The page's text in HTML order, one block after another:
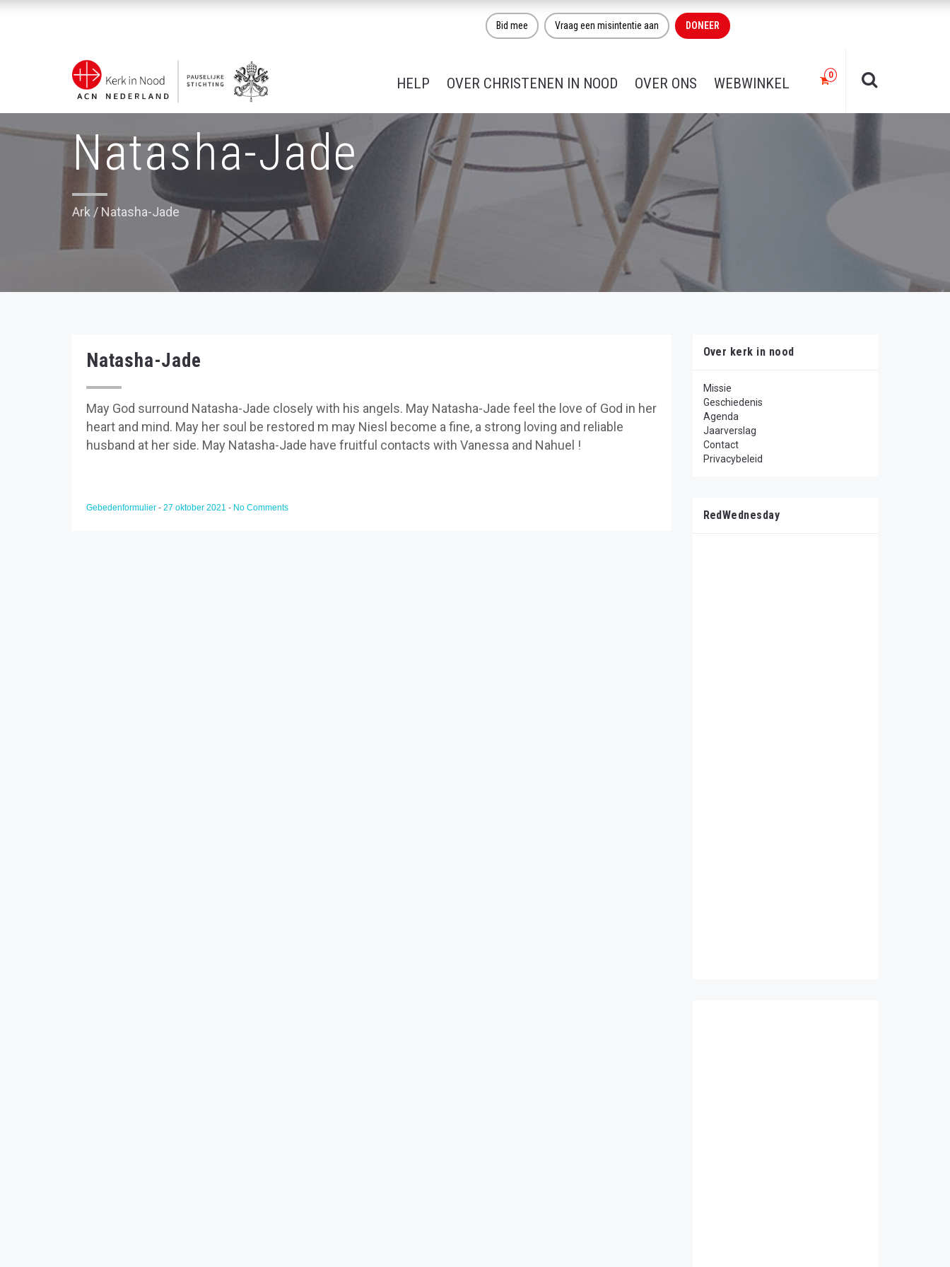
Bid mee Vraag een misintentie aan DONEER
HELP OVER CHRISTENEN IN NOOD OVER ONS WEBWINKEL
Natasha-Jade
Ark / Natasha-Jade
Natasha-Jade
May God surround Natasha-Jade closely with his angels. May Natasha-Jade feel the love of God in her
heart and mind. May her soul be restored m may Niesl become a fine, a strong loving and reliable
husband at her side. May Natasha-Jade have fruitful contacts with Vanessa and Nahuel !
Gebedenformulier - 27 oktober 2021 - No Comments
Over kerk in nood
Missie
Geschiedenis
Agenda
Jaarverslag
Contact
Privacybeleid
RedWednesday